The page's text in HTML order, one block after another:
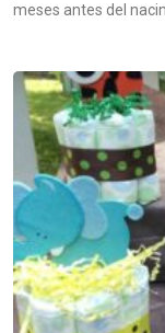
meses antes del